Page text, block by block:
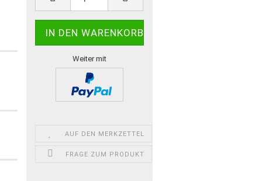
Weiter mit
AUF DEN MERKZETTEL
FRAGE ZUM PRODUKT